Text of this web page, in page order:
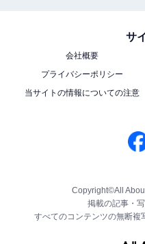
サ
会社概要
プライバシーポリシー
当サイトの情報についての注意
Copyright©All
掲載の記事・
すべてのコンテンツの無断複